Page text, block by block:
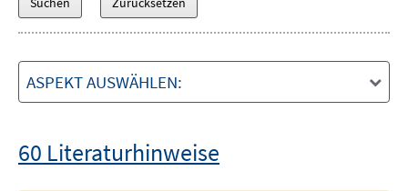
ASPEKT AUSWÄHLEN:
60 Literaturhinweise